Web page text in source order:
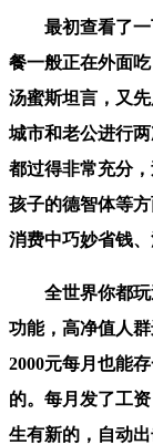
最初查看了一
餐一般正在外面
汤蜜斯坦言，又
城市和老公进行
都过得非常充分
孩子的德智体等
消费中巧妙省钱、
全世界你都玩
功能，高净值人
2000元每月也能
的。每月发了工
生有新的，自动